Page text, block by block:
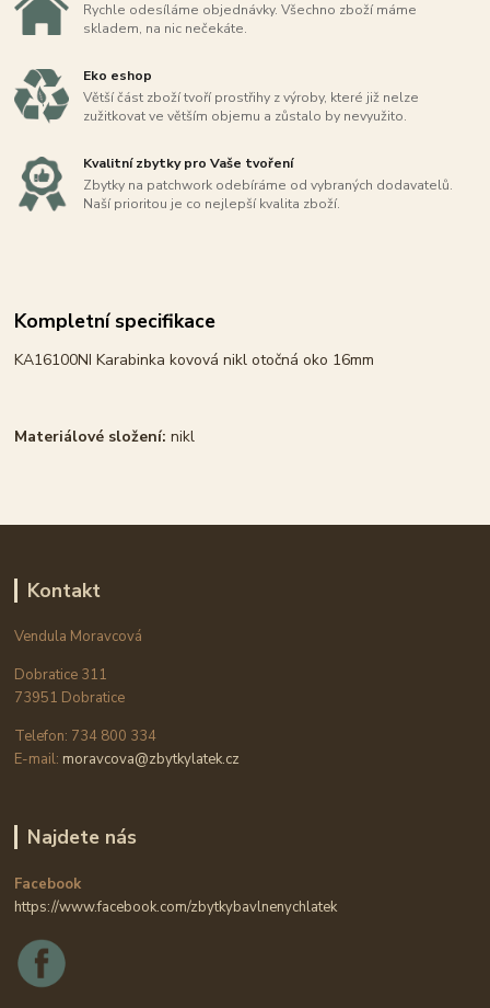
Rychle odesíláme objednávky. Všechno zboží máme
skladem, na nic nečekáte.
Eko eshop
Větší část zboží tvoří prostřihy z výroby, které již nelze
zužitkovat ve větším objemu a zůstalo by nevyužito.
Kvalitní zbytky pro Vaše tvoření
Zbytky na patchwork odebíráme od vybraných dodavatelů.
Naší prioritou je co nejlepší kvalita zboží.
Kompletní specifikace
KA16100NI Karabinka kovová nikl otočná oko 16mm
Materiálové složení: nikl
Kontakt
Vendula Moravcová
Dobratice 311
73951 Dobratice
Telefon: 734 800 334
E-mail: moravcova@zbytkylatek.cz
Najdete nás
Facebook
https://www.facebook.com/zbytkybavlnenychlatek